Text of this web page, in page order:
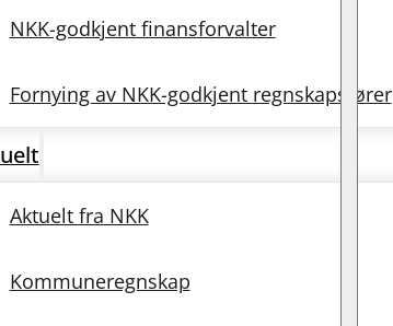
NKK-godkjent finansforvalter
Fornying av NKK-godkjent regnskapsfører
Aktuelt fra NKK
Kommuneregnskap